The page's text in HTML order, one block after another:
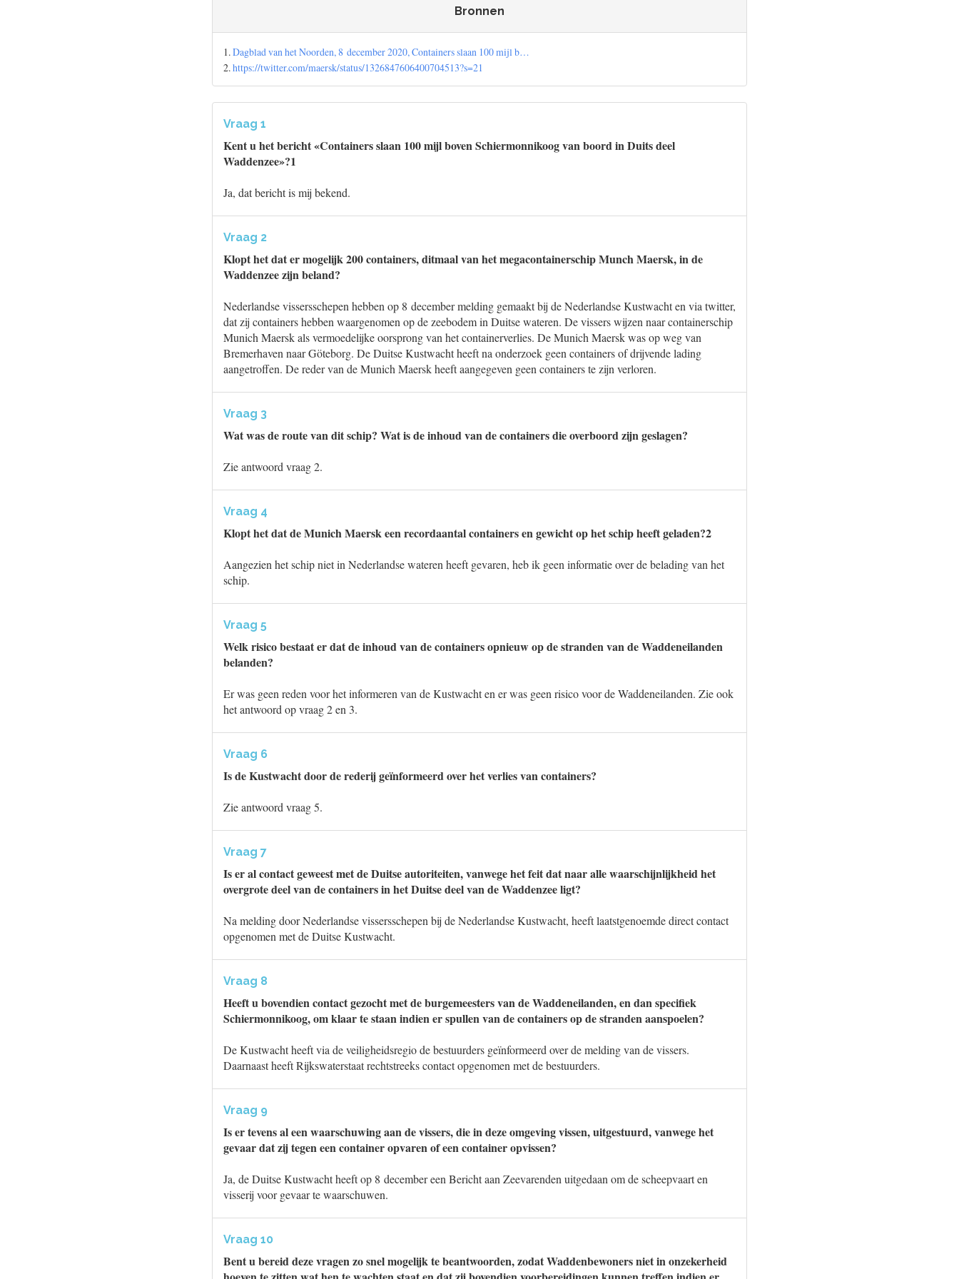
Bronnen
1.Dagblad van het Noorden, 8 december 2020, Containers slaan 100 mijl b…
2.https://twitter.com/maersk/status/1326847606400704513?s=21
Vraag 1
Kent u het bericht «Containers slaan 100 mijl boven Schiermonnikoog van boord in Duits deel
Waddenzee»?1
Ja, dat bericht is mij bekend.
Vraag 2
Klopt het dat er mogelijk 200 containers, ditmaal van het megacontainerschip Munch Maersk, in de
Waddenzee zijn beland?
Nederlandse vissersschepen hebben op 8 december melding gemaakt bij de Nederlandse Kustwacht en via twitter,
dat zij containers hebben waargenomen op de zeebodem in Duitse wateren. De vissers wijzen naar containerschip
Munich Maersk als vermoedelijke oorsprong van het containerverlies. De Munich Maersk was op weg van
Bremerhaven naar Göteborg. De Duitse Kustwacht heeft na onderzoek geen containers of drijvende lading
aangetroffen. De reder van de Munich Maersk heeft aangegeven geen containers te zijn verloren.
Vraag 3
Wat was de route van dit schip? Wat is de inhoud van de containers die overboord zijn geslagen?
Zie antwoord vraag 2.
Vraag 4
Klopt het dat de Munich Maersk een recordaantal containers en gewicht op het schip heeft geladen?2
Aangezien het schip niet in Nederlandse wateren heeft gevaren, heb ik geen informatie over de belading van het
schip.
Vraag 5
Welk risico bestaat er dat de inhoud van de containers opnieuw op de stranden van de Waddeneilanden
belanden?
Er was geen reden voor het informeren van de Kustwacht en er was geen risico voor de Waddeneilanden. Zie ook
het antwoord op vraag 2 en 3.
Vraag 6
Is de Kustwacht door de rederij geïnformeerd over het verlies van containers?
Zie antwoord vraag 5.
Vraag 7
Is er al contact geweest met de Duitse autoriteiten, vanwege het feit dat naar alle waarschijnlijkheid het
overgrote deel van de containers in het Duitse deel van de Waddenzee ligt?
Na melding door Nederlandse vissersschepen bij de Nederlandse Kustwacht, heeft laatstgenoemde direct contact
opgenomen met de Duitse Kustwacht.
Vraag 8
Heeft u bovendien contact gezocht met de burgemeesters van de Waddeneilanden, en dan specifiek
Schiermonnikoog, om klaar te staan indien er spullen van de containers op de stranden aanspoelen?
De Kustwacht heeft via de veiligheidsregio de bestuurders geïnformeerd over de melding van de vissers.
Daarnaast heeft Rijkswaterstaat rechtstreeks contact opgenomen met de bestuurders.
Vraag 9
Is er tevens al een waarschuwing aan de vissers, die in deze omgeving vissen, uitgestuurd, vanwege het
gevaar dat zij tegen een container opvaren of een container opvissen?
Ja, de Duitse Kustwacht heeft op 8 december een Bericht aan Zeevarenden uitgedaan om de scheepvaart en
visserij voor gevaar te waarschuwen.
Vraag 10
Bent u bereid deze vragen zo snel mogelijk te beantwoorden, zodat Waddenbewoners niet in onzekerheid